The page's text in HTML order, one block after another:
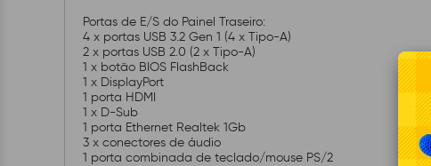
Portas de E/S do Painel Traseiro:
4 x portas USB 3.2 Gen 1 (4 x Tipo-A)
2 x portas USB 2.0 (2 x Tipo-A)
1 x botão BIOS FlashBack
1 x DisplayPort
1 porta HDMI
1 x D-Sub
1 porta Ethernet Realtek 1Gb
3 x conectores de áudio
1 porta combinada de teclado/mouse PS/2